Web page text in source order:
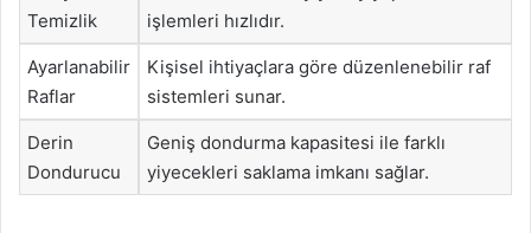
Temizlik
işlemleri hızlıdır.
Ayarlanabilir
Raflar
Kişisel ihtiyaçlara göre düzenlenebilir raf
sistemleri sunar.
Derin
Dondurucu
Geniş dondurma kapasitesi ile farklı
yiyecekleri saklama imkanı sağlar.